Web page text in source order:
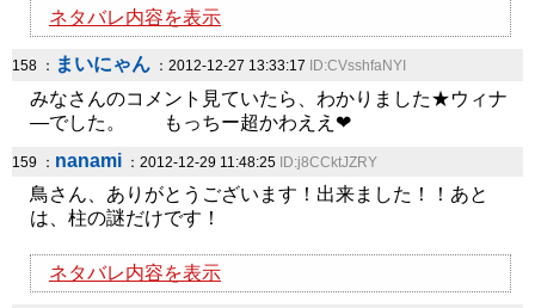
ネタバレ内容を表示
158 ： まいにゃん ：2012-12-27 13:33:17 ID:CVsshfaNYI
みなさんのコメント見ていたら、わかりました★ウィナ
―でした。 もっちー超かわええ❤
159 ： nanami ：2012-12-29 11:48:25 ID:j8CCktJZRY
鳥さん、ありがとうございます！出来ました！！あと
は、柱の謎だけです！
ネタバレ内容を表示